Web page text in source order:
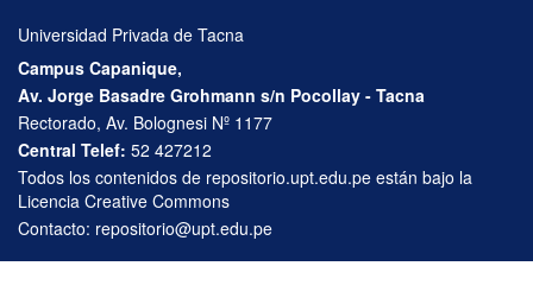
Universidad Privada de Tacna
Campus Capanique,
Av. Jorge Basadre Grohmann s/n Pocollay - Tacna
Rectorado, Av. Bolognesi Nº 1177
Central Telef: 52 427212
Todos los contenidos de repositorio.upt.edu.pe están bajo la
Licencia Creative Commons
Contacto: repositorio@upt.edu.pe